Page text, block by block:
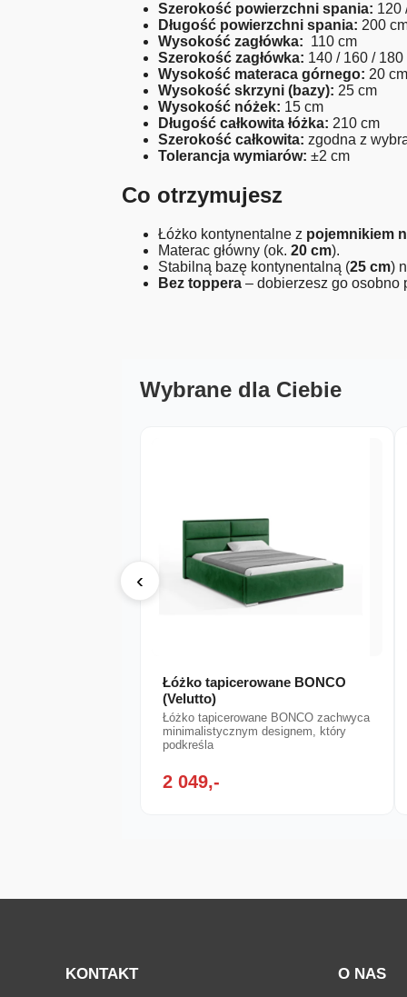
Szerokość powierzchni spania: 120
Długość powierzchni spania: 200
Wysokość zagłówka: 110 cm
Szerokość zagłówka: 140 / 160 /
Wysokość materaca górnego: 20
Wysokość skrzyni (bazy): 25 cm
Wysokość nóżek: 15 cm
Długość całkowita łóżka: 210 cm
Szerokość całkowita: zgodna z
Tolerancja wymiarów: ±2 cm
Co otrzymujesz
Łóżko kontynentalne z pojemnikiem
Materac główny (ok.20 cm).
Stabilną bazę kontynentalną (25 cm)
Bez toppera – dobierzesz go osobno
Wybrane dla Ciebie
‹
Łóżko tapicerowane BONCO
(Velutto)
Łóżko tapicerowane BONCO zachwyca
minimalistycznym designem, który
podkreśla
2 049,-
KONTAKT O NAS